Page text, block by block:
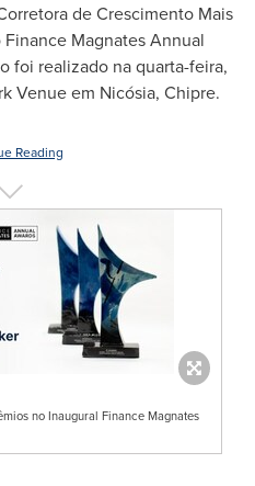
de Crescimento Mais
Magnates Annual
foi realizado na quarta-feira,
Venue em Nicósia, Chipre.
Reading
no Inaugural Finance Magnates